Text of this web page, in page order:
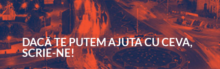
DACĂ TE PUTEM AJUTA CU CEVA,
SCRIE-NE!